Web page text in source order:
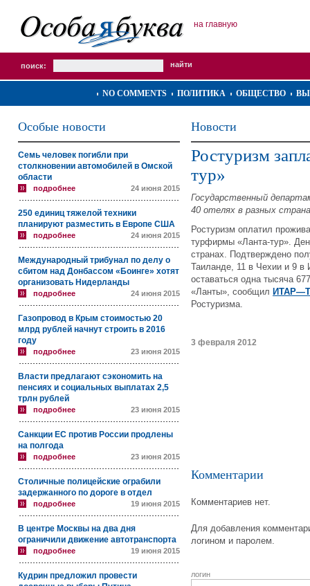
на главную
поиск:
NO COMMENTS ПОЛИТИКА ОБЩЕСТВО
Особые новости
Семь человек погибли при
столкновении автомобилей в Омской
области
подробнее 24 июня 2015
250 единиц тяжелой техники
планируют разместить в Европе США
подробнее 24 июня 2015
Международный трибунал по делу о
сбитом над Донбассом «Боинге» хотят
организовать Нидерланды
подробнее 24 июня 2015
Газопровод в Крым стоимостью 20
млрд рублей начнут строить в 2016
году
подробнее 23 июня 2015
Власти предлагают сэкономить на
пенсиях и социальных выплатах 2,5
трлн рублей
подробнее 23 июня 2015
Санкции ЕС против России продлены
на полгода
подробнее 23 июня 2015
Столичные полицейские ограбили
задержанного по дороге в отдел
подробнее 19 июня 2015
В центре Москвы на два дня
ограничили движение автотранспорта
подробнее 19 июня 2015
Кудрин предложил провести
Новости
Ростуризм
тур»
Государственный
40 отелях в разных
Ростуризм оплатил
турфирмы «Ланта-тур».
странах. Подтверждено
Таиланде, 11 в Чехии и 9 в
оставаться одна тысяча
«Ланты», сообщил
Ростуризма.
3 февраля 2012
Комментарии
Комментариев нет.
Для добавления
логином и паролем.
логин